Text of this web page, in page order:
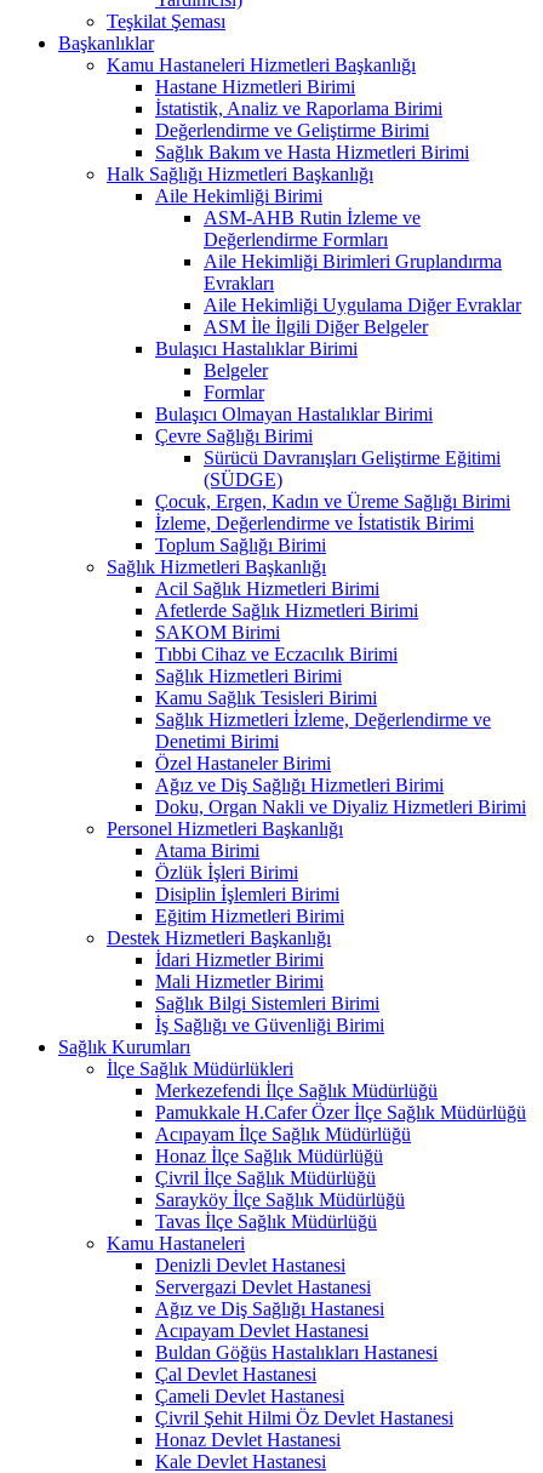
Teşkilat Şeması
Başkanlıklar
Kamu Hastaneleri Hizmetleri Başkanlığı
Hastane Hizmetleri Birimi
İstatistik, Analiz ve Raporlama Birimi
Değerlendirme ve Geliştirme Birimi
Sağlık Bakım ve Hasta Hizmetleri Birimi
Halk Sağlığı Hizmetleri Başkanlığı
Aile Hekimliği Birimi
ASM-AHB Rutin İzleme ve
Değerlendirme Formları
Aile Hekimliği Birimleri Gruplandırma
Evrakları
Aile Hekimliği Uygulama Diğer Evraklar
ASM İle İlgili Diğer Belgeler
Bulaşıcı Hastalıklar Birimi
Belgeler
Formlar
Bulaşıcı Olmayan Hastalıklar Birimi
Çevre Sağlığı Birimi
Sürücü Davranışları Geliştirme Eğitimi
(SÜDGE)
Çocuk, Ergen, Kadın ve Üreme Sağlığı Birimi
İzleme, Değerlendirme ve İstatistik Birimi
Toplum Sağlığı Birimi
Sağlık Hizmetleri Başkanlığı
Acil Sağlık Hizmetleri Birimi
Afetlerde Sağlık Hizmetleri Birimi
SAKOM Birimi
Tıbbi Cihaz ve Eczacılık Birimi
Sağlık Hizmetleri Birimi
Kamu Sağlık Tesisleri Birimi
Sağlık Hizmetleri İzleme, Değerlendirme ve
Denetimi Birimi
Özel Hastaneler Birimi
Ağız ve Diş Sağlığı Hizmetleri Birimi
Doku, Organ Nakli ve Diyaliz Hizmetleri Birimi
Personel Hizmetleri Başkanlığı
Atama Birimi
Özlük İşleri Birimi
Disiplin İşlemleri Birimi
Eğitim Hizmetleri Birimi
Destek Hizmetleri Başkanlığı
İdari Hizmetler Birimi
Mali Hizmetler Birimi
Sağlık Bilgi Sistemleri Birimi
İş Sağlığı ve Güvenliği Birimi
Sağlık Kurumları
İlçe Sağlık Müdürlükleri
Merkezefendi İlçe Sağlık Müdürlüğü
Pamukkale H.Cafer Özer İlçe Sağlık Müdürlüğü
Acıpayam İlçe Sağlık Müdürlüğü
Honaz İlçe Sağlık Müdürlüğü
Çivril İlçe Sağlık Müdürlüğü
Sarayköy İlçe Sağlık Müdürlüğü
Tavas İlçe Sağlık Müdürlüğü
Kamu Hastaneleri
Denizli Devlet Hastanesi
Servergazi Devlet Hastanesi
Ağız ve Diş Sağlığı Hastanesi
Acıpayam Devlet Hastanesi
Buldan Göğüs Hastalıkları Hastanesi
Çal Devlet Hastanesi
Çameli Devlet Hastanesi
Çivril Şehit Hilmi Öz Devlet Hastanesi
Honaz Devlet Hastanesi
Kale Devlet Hastanesi